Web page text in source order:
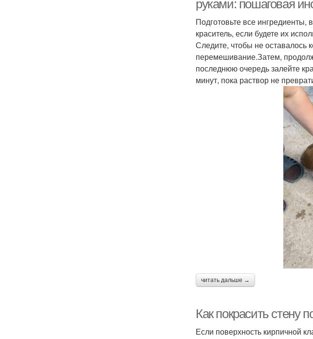
руками: пошаговая
Подготовьте все
краситель, если будете их
Следите, чтобы не оставалось
перемешивание.Затем,
последнюю очередь залейте
минут, пока раствор не
читать дальше →
Как покрасить стену
Если поверхность кирпичной